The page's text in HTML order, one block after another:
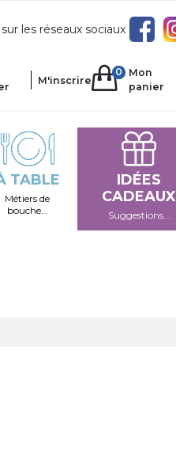
les réseaux sociaux
M'inscrire
0
Mon
panier
TABLE
Métiers de
bouche...
IDÉES
CADEAUX
Suggestions...